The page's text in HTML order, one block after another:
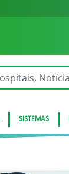
SISTEMAS